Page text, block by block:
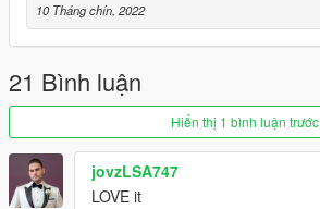
10 Tháng chín, 2022
21 Bình luận
Hiển thị 1 bình luận trước
jovzLSA747
LOVE it